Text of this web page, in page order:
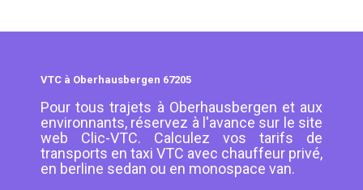
VTC à Oberhausbergen 67205
Pour tous trajets à Oberhausbergen et aux
environnants, réservez à l'avance sur le site
web Clic-VTC. Calculez vos tarifs de
transports en taxi VTC avec chauffeur privé,
en berline sedan ou en monospace van.